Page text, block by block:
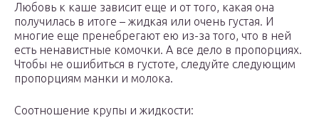
Любовь к каше зависит еще и от того, какая она
получилась в итоге – жидкая или очень густая. И
многие еще пренебрегают ею из-за того, что в ней
есть ненавистные комочки. А все дело в пропорциях.
Чтобы не ошибиться в густоте, следуйте следующим
пропорциям манки и молока.
Соотношение крупы и жидкости: